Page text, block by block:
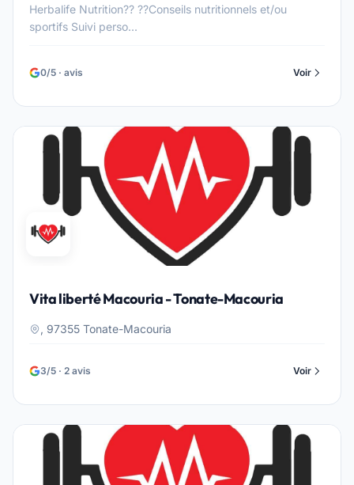
Herbalife Nutrition?? ??Conseils nutritionnels et/ou
sportifs Suivi perso...
0/5 · avis Voir
Vita liberté Macouria - Tonate-Macouria
, 97355 Tonate-Macouria
3/5 · 2 avis Voir